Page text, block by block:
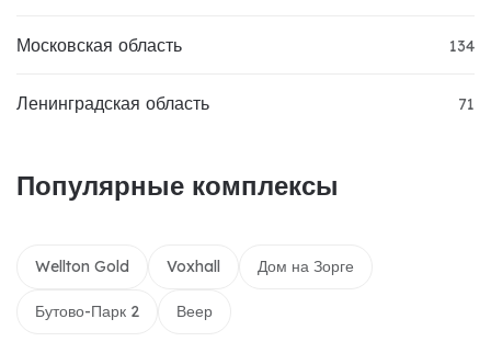
Московская область 134
Ленинградская область 71
Популярные комплексы
Wellton Gold Voxhall Дом на Зорге
Бутово-Парк 2 Веер